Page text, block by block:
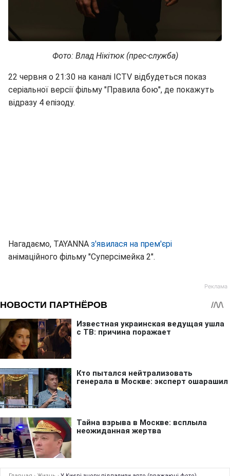
Фото: Влад Нікітюк (прес-служба)
22 червня о 21:30 на каналі ICTV відбудеться показ
серіальної версії фільму "Правила бою", де покажуть
відразу 4 епізоду.
Нагадаємо, TAYANNA з'явилася на прем'єрі
анімаційного фільму "Суперсімейка 2".